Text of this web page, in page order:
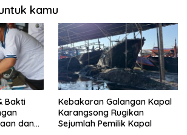
kamu
Bakti
dan
Kebakaran Galangan Kapal
Karangsong Rugikan
Sejumlah Pemilik Kapal